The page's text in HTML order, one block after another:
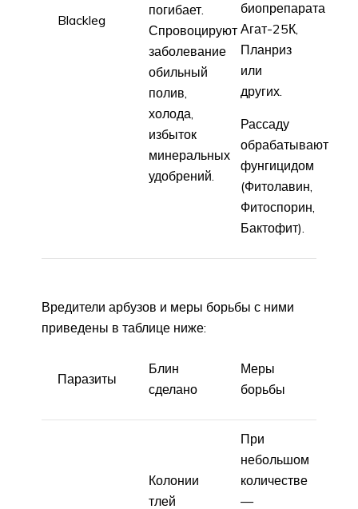
Black­leg
погибает.
Спровоцируют
заболевание
обильный
полив,
холода,
избыток
минеральных
удобрений.
биопрепарата
Агат-25К,
Планриз
или
других.
Рассаду
обрабатывают
фунгицидом
(Фитолавин,
Фитоспорин,
Бактофит).
Вредители арбузов и меры борьбы с ними
приведены в таблице ниже:
Паразиты
Блин
сделано
Меры
борьбы
Колонии
тлей
При
небольшом
количестве
—